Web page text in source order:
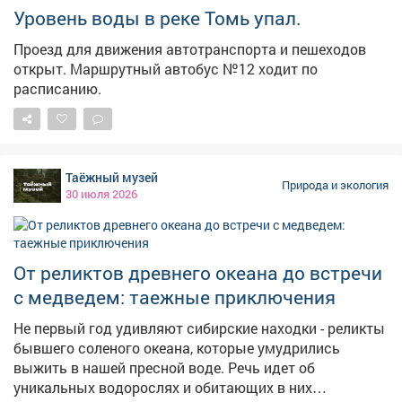
пройдет гроза. Также прогнозируются туманы.
Уровень воды в реке Томь упал.
Проезд для движения автотранспорта и пешеходов
открыт. Маршрутный автобус №12 ходит по
расписанию.
Таёжный музей
30 июля 2026
Природа и экология
От реликтов древнего океана до встречи
с медведем: таежные приключения
Не первый год удивляют сибирские находки - реликты
бывшего соленого океана, которые умудрились
выжить в нашей пресной воде. Речь идет об
уникальных водорослях и обитающих в них